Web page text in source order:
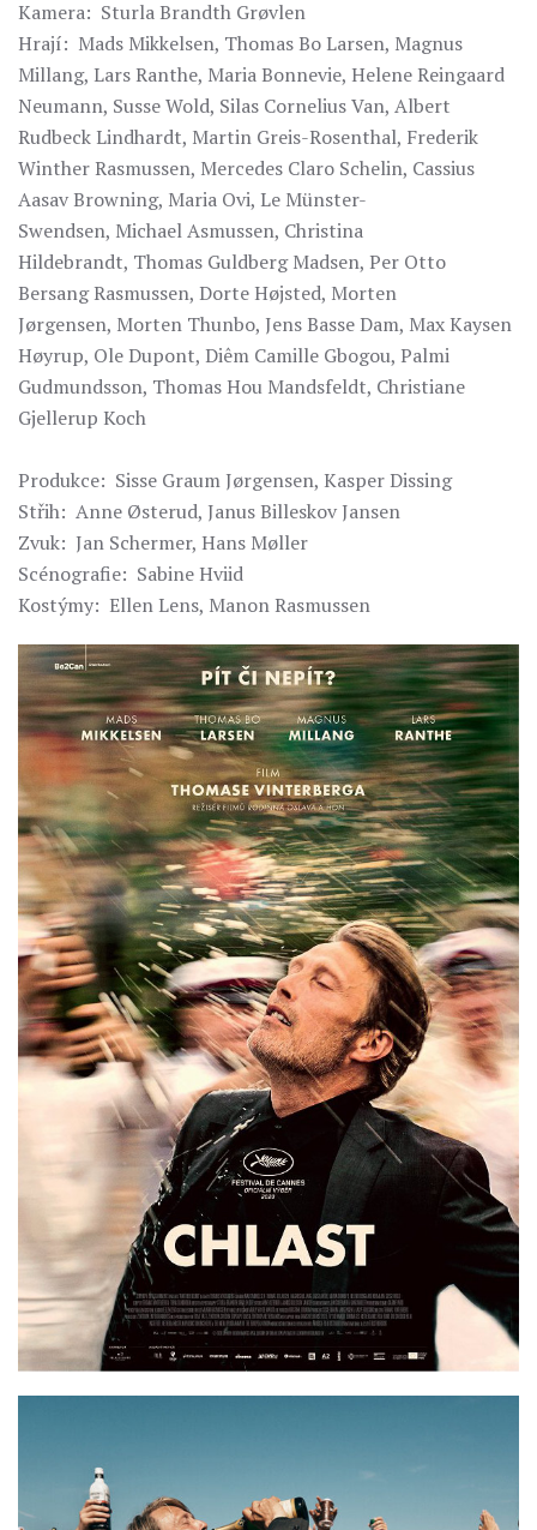
Kamera: Sturla Brandth Grøvlen
Hrají: Mads Mikkelsen, Thomas Bo Larsen, Magnus
Millang, Lars Ranthe, Maria Bonnevie, Helene Reingaard
Neumann, Susse Wold, Silas Cornelius Van, Albert
Rudbeck Lindhardt, Martin Greis-Rosenthal, Frederik
Winther Rasmussen, Mercedes Claro Schelin, Cassius
Aasav Browning, Maria Ovi, Le Münster-
Swendsen, Michael Asmussen, Christina
Hildebrandt, Thomas Guldberg Madsen, Per Otto
Bersang Rasmussen, Dorte Højsted, Morten
Jørgensen, Morten Thunbo, Jens Basse Dam, Max Kaysen
Høyrup, Ole Dupont, Diêm Camille Gbogou, Palmi
Gudmundsson, Thomas Hou Mandsfeldt, Christiane
Gjellerup Koch
Produkce: Sisse Graum Jørgensen, Kasper Dissing
Střih: Anne Østerud, Janus Billeskov Jansen
Zvuk: Jan Schermer, Hans Møller
Scénografie: Sabine Hviid
Kostýmy: Ellen Lens, Manon Rasmussen